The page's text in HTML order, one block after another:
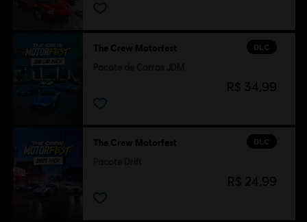
DLC
The Crew Motorfest
R$ 34,99
DLC
The Crew Motorfest
R$ 24,99